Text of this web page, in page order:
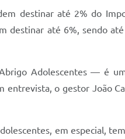
destinar até 2% do
destinar até 6%, sendo
Adolescentes — é
o gestor João
em especial,